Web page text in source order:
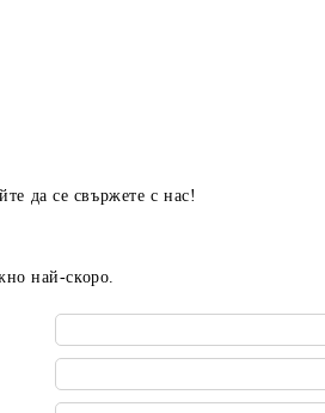
да се свържете с нас!
най-скоро.